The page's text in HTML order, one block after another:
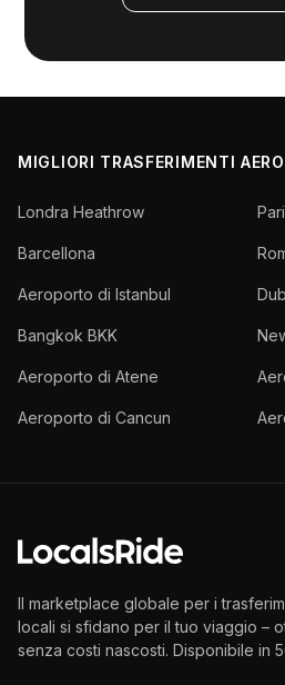
MIGLIORI TRASFERIMENTI
Londra Heathrow
Barcellona
Aeroporto di Istanbul
Bangkok BKK
Aeroporto di Atene
Aeroporto di Cancun
Il marketplace globale per i
locali si sfidano per il tuo viaggio –
senza costi nascosti. Disponibile in